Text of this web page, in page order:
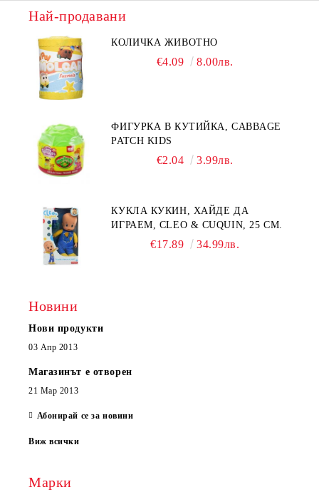
Най-продавани
КОЛИЧКА ЖИВОТНО
€4.09 8.00лв.
ФИГУРКА В КУТИЙКА, CABBAGE
PATCH KIDS
€2.04 3.99лв.
КУКЛА КУКИН, ХАЙДЕ ДА
ИГРАЕМ, CLEO & CUQUIN, 25 СМ.
€17.89 34.99лв.
Новини
Нови продукти
03 Апр 2013
Магазинът е отворен
21 Мар 2013
Абонирай се за новини
Виж всички
Марки